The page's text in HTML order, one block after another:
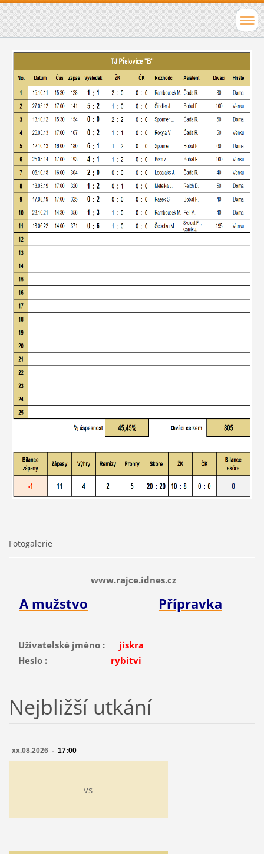
Fotogalerie
www.rajce.idnes.cz
A mužstvo Přípravka
Uživatelské jméno : jiskra
Heslo : rybitvi
Nejbližší utkání
xx.08.2026 - 17:00
vs